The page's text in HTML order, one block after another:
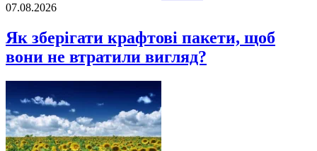
07.08.2026
Як зберігати крафтові пакети, щоб
вони не втратили вигляд?